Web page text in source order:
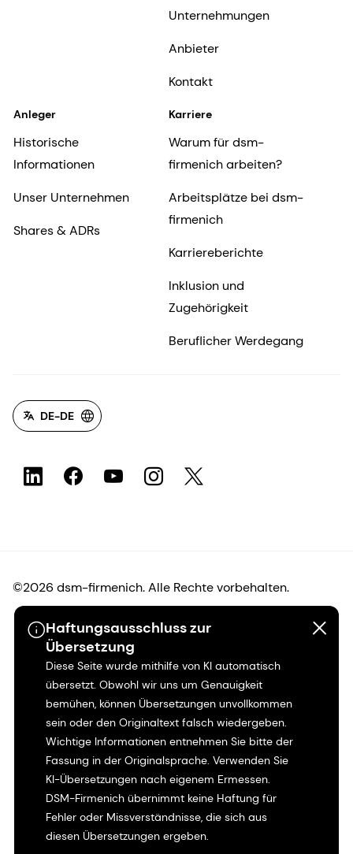
Haftungsausschluss zur
Übersetzung
Diese Seite wurde mithilfe von KI automatisch
übersetzt. Obwohl wir uns um Genauigkeit
bemühen, können Übersetzungen unvollkommen
sein oder den Originaltext falsch wiedergeben.
Wichtige Informationen entnehmen Sie bitte der
Fassung in der Originalsprache. Verwenden Sie
KI-Übersetzungen nach eigenem Ermessen.
DSM-Firmenich übernimmt keine Haftung für
Fehler oder Missverständnisse, die sich aus
diesen Übersetzungen ergeben.
Unternehmungen
Anbieter
Kontakt
Anleger
Historische
Informationen
Unser Unternehmen
Shares & ADRs
Karriere
Warum für dsm-
firmenich arbeiten?
Arbeitsplätze bei dsm-
firmenich
Karriereberichte
Inklusion und
Zugehörigkeit
Beruflicher Werdegang
DE-DE
©2026 dsm-firmenich. Alle Rechte vorbehalten.
Hinweis zum Datenschutz
Bedingungen für die Nutzung
Bedingungen und Konditionen
Kalifornien-Transparenz
Erklärung zur Zugänglichkeit
Rechtliche Informationen